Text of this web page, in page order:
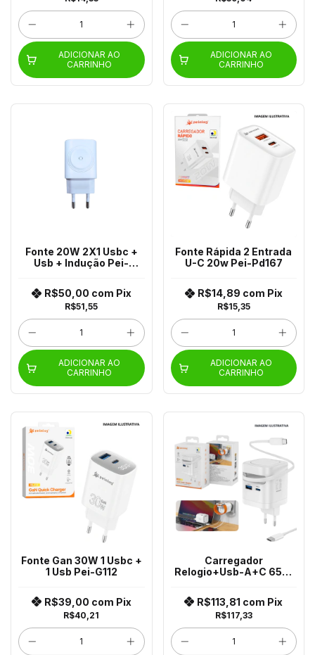
ADICIONAR AO
CARRINHO
ADICIONAR AO
CARRINHO
Fonte 20W 2X1 Usbc +
Usb + Indução Pei-
R$51,55
R$50,00 com Pix
ADICIONAR AO
CARRINHO
Fonte Rápida 2 Entrada
U-C 20w Pei-Pd167
R$15,35
R$14,89 com Pix
ADICIONAR AO
CARRINHO
Fonte Gan 30W 1 Usbc +
1 Usb Pei-G112
R$40,21
R$39,00 com Pix
Carregador
Relogio+Usb-A+C 65W
R$117,33
R$113,81 com Pix